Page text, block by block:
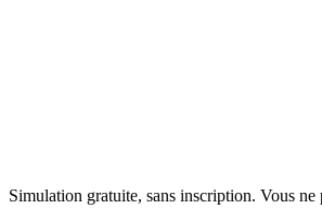
Simulation gratuite, sans inscription. Vous ne